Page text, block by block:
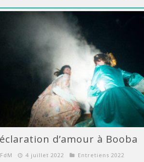
d’amour à Booba
FdM 4 juillet 2022 Entretiens 2022